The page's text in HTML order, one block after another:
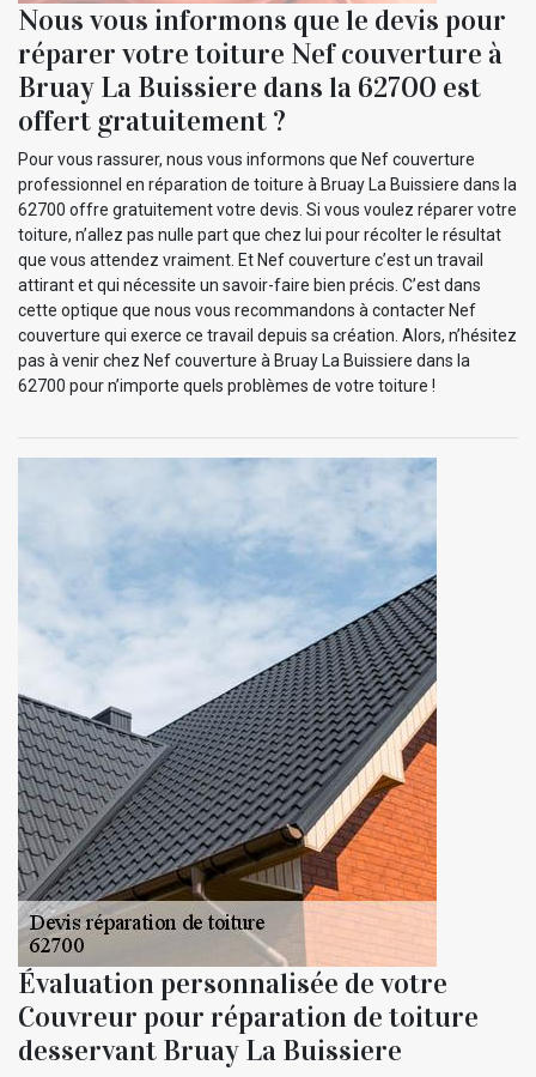
Nous vous informons que le devis pour
réparer votre toiture Nef couverture à
Bruay La Buissiere dans la 62700 est
offert gratuitement ?
Pour vous rassurer, nous vous informons que Nef couverture
professionnel en réparation de toiture à Bruay La Buissiere dans la
62700 offre gratuitement votre devis. Si vous voulez réparer votre
toiture, n’allez pas nulle part que chez lui pour récolter le résultat
que vous attendez vraiment. Et Nef couverture c’est un travail
attirant et qui nécessite un savoir-faire bien précis. C’est dans
cette optique que nous vous recommandons à contacter Nef
couverture qui exerce ce travail depuis sa création. Alors, n’hésitez
pas à venir chez Nef couverture à Bruay La Buissiere dans la
62700 pour n’importe quels problèmes de votre toiture !
Évaluation personnalisée de votre
Couvreur pour réparation de toiture
desservant Bruay La Buissiere